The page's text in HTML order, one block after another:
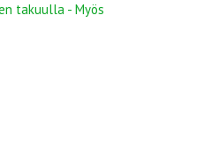
takuulla - Myös